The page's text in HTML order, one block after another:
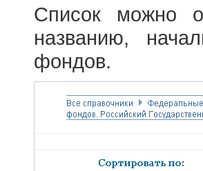
Список можно
названию,
фондов.